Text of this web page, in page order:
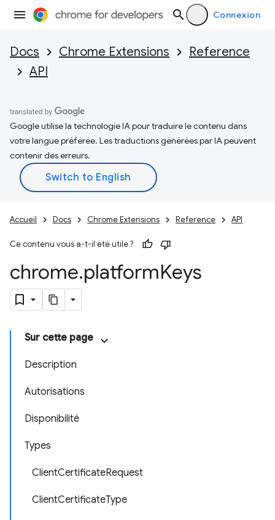
Connexion
Docs Chrome Extensions
Reference
API
Google utilise la technologie IA pour traduire le contenu dans
votre langue préférée. Les traductions générées par IA peuvent
contenir des erreurs.
Accueil Docs Chrome Extensions Reference API
Ce contenu vous a-t-il été utile ?
chrome.platformKeys
Sur cette page
Description
Autorisations
Disponibilité
Types
ClientCertificateRequest
ClientCertificateType